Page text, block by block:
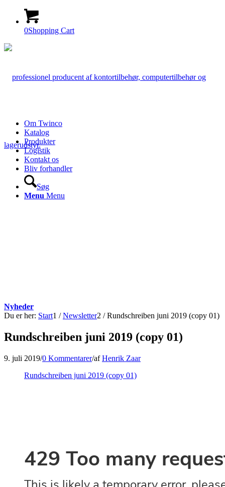
0Shopping Cart
Om Twinco
Katalog
Produkter
Logistik
Kontakt os
Bliv forhandler
Søg
Menu Menu
Nyheder
Du er her: Start1 / Newsletter2 / Rundschreiben juni 2019 (copy 01)
Rundschreiben juni 2019 (copy 01)
9. juli 2019/0 Kommentarer/afHenrik Zaar
Rundschreiben juni 2019 (copy 01)